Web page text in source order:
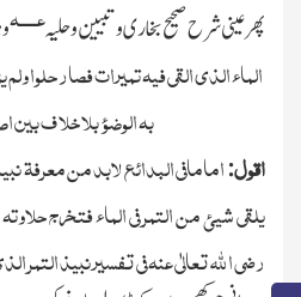
پھر عینی شرح صحیح بخاری وتبیین وحلیہعـــــہ
الماء الذی القی فیہ تمیرات فصار حلوا
بہ الوضوء بلاخلاف بین
اقول:امامافی البدائع لابد من معرفۃ
یلقی شیئ من التمر فی الماء فتخرج
رضی ا لله تعالٰی عنہ فی تفسیر نبیذ التمر